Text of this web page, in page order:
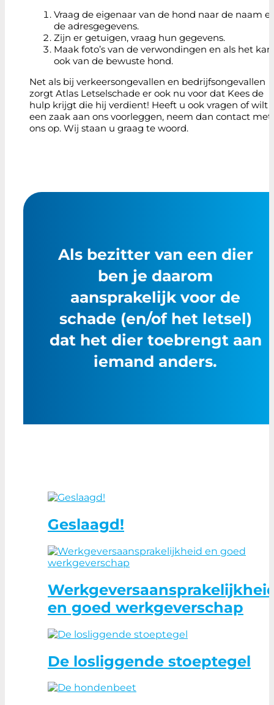
Vraag de eigenaar van de hond naar de naam
de adresgegevens.
Zijn er getuigen, vraag hun gegevens.
Maak foto’s van de verwondingen en als het kan
ook van de bewuste hond.
Net als bij verkeersongevallen en bedrijfsongevallen
zorgt Atlas Letselschade er ook nu voor dat Kees de
hulp krijgt die hij verdient! Heeft u ook vragen of wilt
een zaak aan ons voorleggen, neem dan contact met
ons op. Wij staan u graag te woord.
Als bezitter van een dier
ben je daarom
aansprakelijk voor de
schade (en/of het letsel)
dat het dier toebrengt aan
iemand anders.
Geslaagd!
en goed werkgeverschap
De losliggende stoeptegel